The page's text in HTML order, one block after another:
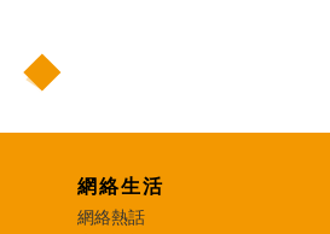
網絡生活
網絡熱話